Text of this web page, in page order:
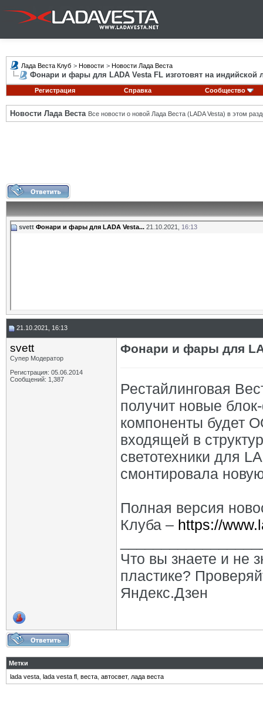
Лада Веста Клуб > Новости > Новости Лада Веста
Фонари и фары для LADA Vesta FL изготовят на индийской
Регистрация Справка Сообщество
Новости Лада Веста Все новости о новой Лада Веста (LADA Vesta) в этом
svett Фонари и фары для LADA Vesta... 21.10.2021, 16:13
21.10.2021, 16:13
svett
Супер Модератор
Регистрация: 05.06.2014
Сообщений: 1,387
Фонари и фары для
Рестайлинговая
получит новые
компоненты будет
входящей в
светотехники для
смонтировала
Полная версия
Клуба – https://
Что вы знаете и не
пластике?
Яндекс.Дзен
Метки
lada vesta lada vesta fl веста автосвет, лада веста